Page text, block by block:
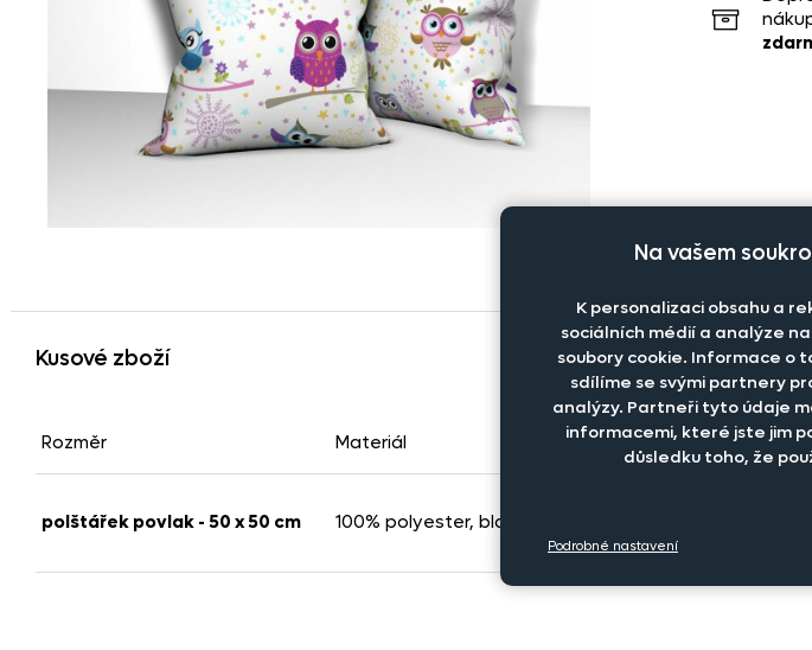
Kusové zboží
Rozměr Materiál Počet kusů
polštářek povlak - 50 x 50 cm 100% polyester, blackout
Na vašem
K personalizaci obsahu a
sociálních médií a analýze
soubory cookie. Informace o
sdílíme se svými partnery
analýzy. Partneři tyto údaje
informacemi, které jste jim
důsledku toho, že
Podrobné nastavení